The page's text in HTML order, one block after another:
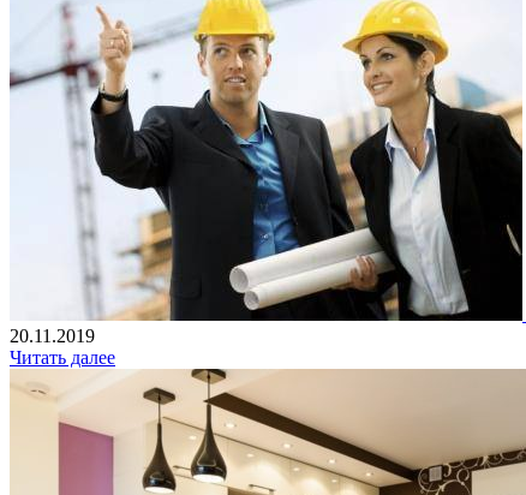
20.11.2019
Читать далее